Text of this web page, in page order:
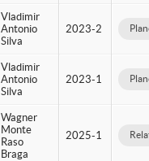
Vladimir
Antonio
Silva
2023-2
Vladimir
Antonio
Silva
2023-1
Wagner
Monte
Raso
Braga
2025-1